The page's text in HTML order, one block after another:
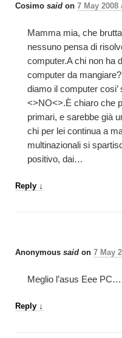
Cosimo said on 7 May 2008
Mamma mia, che
nessuno pensa di
computer.A chi non ha
computer da
diamo il computer
<>NO<>.È chiaro che
primari, e sarebbe già
chi per lei continua a
multinazionali si
positivo, dai…
Reply ↓
Anonymous said on 7 May
Meglio l’asus Eee
Reply ↓